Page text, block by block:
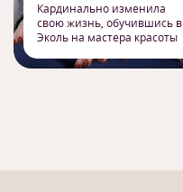
Кардинально изменила
свою жизнь, обучившись в
Эколь на мастера красоты